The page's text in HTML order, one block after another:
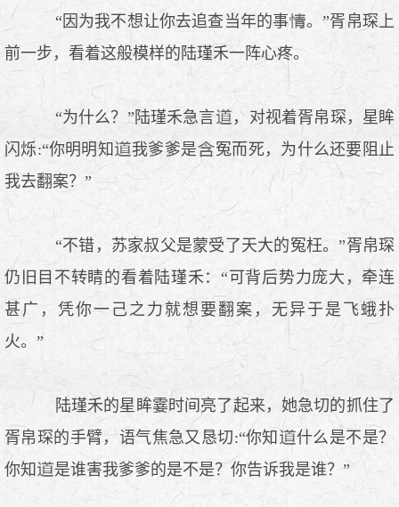
“因为我不想让你去追查当年的事
。”胥帛琛上
前一步，看着这般模样的陆瑾禾一阵心疼。
“为什么？”陆瑾禾急言
，对视着胥帛琛，星眸
闪烁:“你明明知
我爹爹是
冤而死，为什么还要阻止
我去翻案？”
“不错，苏家叔父是蒙受了天大的冤枉。”胥帛琛
仍旧目不转睛的看着陆瑾禾：“可背后势力庞大，牵连
甚广，凭你一己之力就想要翻案，无异于是飞蛾扑
火。”
陆瑾禾的星眸霎时间亮了起来，她急切的抓住了
胥帛琛的手臂，语气焦急又恳切:“你知
什么是不是？
你知
是谁害我爹爹的是不是？你告诉我是谁？”